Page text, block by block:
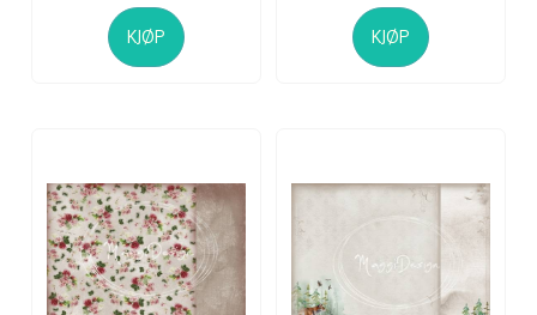
KJØP KJØP